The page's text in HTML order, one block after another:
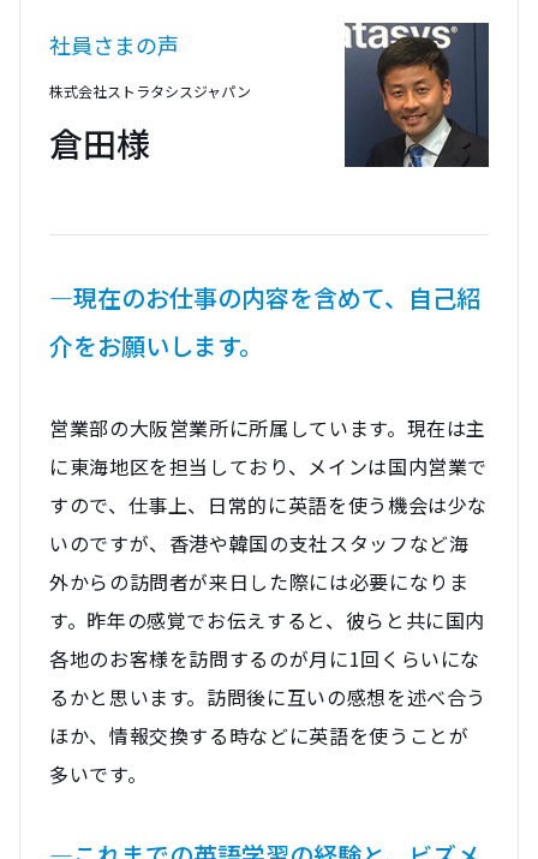
社員さまの声
株式会社ストラタシスジャパン
倉田様
―現在のお仕事の内容を含めて、自己紹
介をお願いします。
営業部の大阪営業所に所属しています。現在は主
に東海地区を担当しており、メインは国内営業で
すので、仕事上、日常的に英語を使う機会は少な
いのですが、香港や韓国の支社スタッフなど海
外からの訪問者が来日した際には必要になりま
す。昨年の感覚でお伝えすると、彼らと共に国内
各地のお客様を訪問するのが月に1回くらいにな
るかと思います。訪問後に互いの感想を述べ合う
ほか、情報交換する時などに英語を使うことが
多いです。